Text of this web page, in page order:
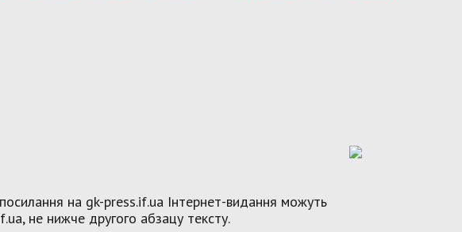
на gk-press.if.ua Інтернет-видання можуть
не нижче другого абзацу тексту.